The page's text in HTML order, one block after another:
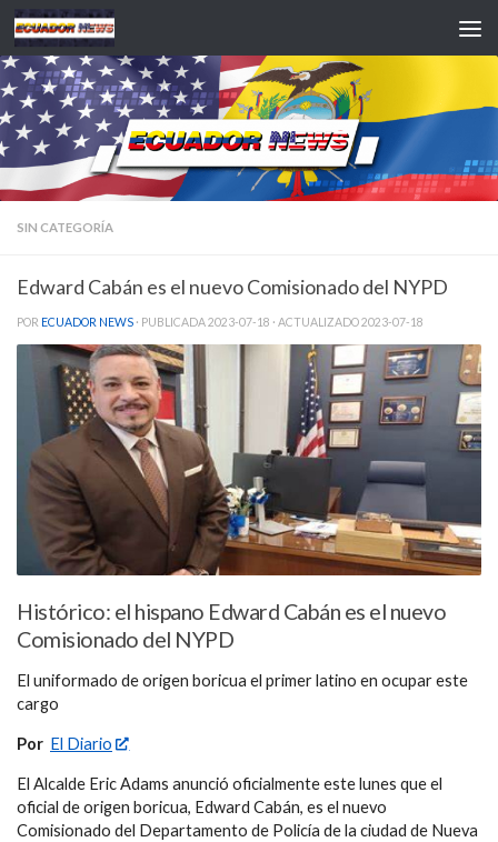
Saltar al contenido
SIN CATEGORÍA
Edward Cabán es el nuevo Comisionado del NYPD
POR ECUADOR NEWS · PUBLICADA2023-07-18 · ACTUALIZADO2023-07-18
Histórico: el hispano Edward Cabán es el nuevo
Comisionado del NYPD
El uniformado de origen boricua el primer latino en ocupar este
cargo
Por El Diario
El Alcalde Eric Adams anunció oficialmente este lunes que el
oficial de origen boricua, Edward Cabán, es el nuevo
Comisionado del Departamento de Policía de la ciudad de Nueva